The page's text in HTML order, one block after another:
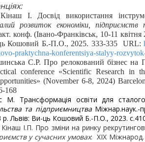
І. Досвід використання
розвиток економіки, підприємств
конф. (Івано-Франківськ, 10-11 квітня
Кошовий Б.-П.О., 2025. 333-335 URL:
praktychna-konferentsiya-stalyy-
С.Р. Про релокований бізнес на
conference «Scientific Research in
(November 6-8, 2024)
168
М. Трансформація освіти для
та підприємництваМіжнар.наук.-
р. Львів: Ви-ць Кошовий Б.-П.О., 2023.
І.П. Про зміни на ринку
у сучасних умовах: ХІХ